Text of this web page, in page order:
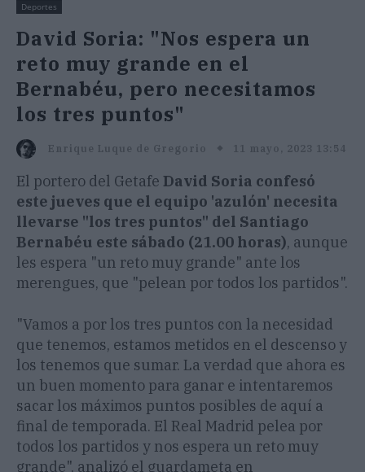
Deportes
David Soria: "Nos espera un
reto muy grande en el
Bernabéu, pero necesitamos
los tres puntos"
Enrique Luque de Gregorio 11 mayo, 2023 13:54
El portero del Getafe David Soria confesó
este jueves que el equipo 'azulón' necesita
llevarse "los tres puntos" del Santiago
Bernabéu este sábado (21.00 horas), aunque
les espera "un reto muy grande" ante los
merengues, que "pelean por todos los partidos".
"Vamos a por los tres puntos con la necesidad
que tenemos, estamos metidos en el descenso y
los tenemos que sumar. La verdad que ahora es
un buen momento para ganar e intentaremos
sacar los máximos puntos posibles de aquí a
final de temporada. El Real Madrid pelea por
todos los partidos y nos espera un reto muy
grande", analizó el guardameta en